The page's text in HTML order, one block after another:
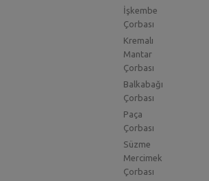
İşkembe
Çorbası
Kremalı
Mantar
Çorbası
Balkabağı
Çorbası
Paça
Çorbası
Süzme
Mercimek
Çorbası